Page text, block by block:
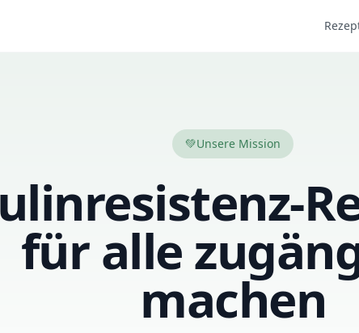
💚Unsere Mission
für alle
machen